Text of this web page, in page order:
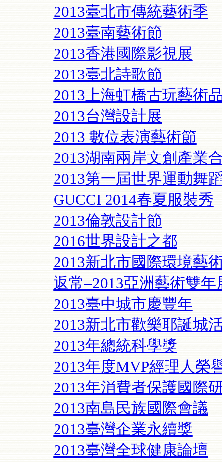
2013臺北市傳統藝術季
2013臺南藝術節
2013香港國際影視展
2013臺北詩歌節
2013上海虹橋古玩藝術
2013台灣設計展
2013 數位表演藝術節
2013湖南兩岸文創產業
2013第一屆世界運動舞
GUCCI 2014春夏服裝秀
2013倫敦設計節
2016世界設計之都
2013新北市國際環境藝
返常–2013亞洲藝術雙年
2013臺中城市慶豐年
2013新北市歡樂耶誕城
2013年總統科學獎
2013年度MVP經理人榮
2013年消費者保護國際
2013南島民族國際會議
2013臺灣企業永續獎
2013臺灣全球健康論壇